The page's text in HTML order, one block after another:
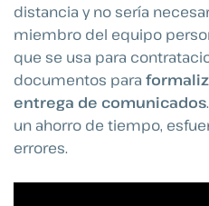
distancia y no sería
miembro del equipo
que se usa para
documentos para
entrega de comunicados
un ahorro de tiempo,
errores.